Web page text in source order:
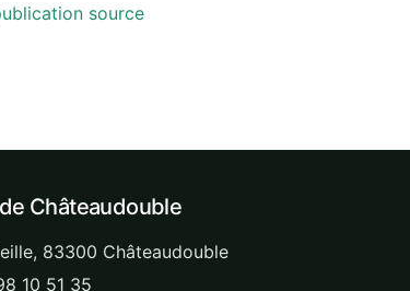
source
Châteaudouble
83300 Châteaudouble
10 51 35